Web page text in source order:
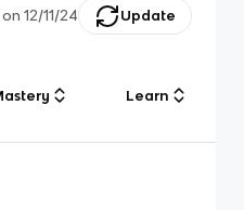
on 12/11/24 Update
Learn